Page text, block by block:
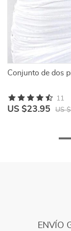
Conjunto de dos
US $23.95 US
11
ENVÍO